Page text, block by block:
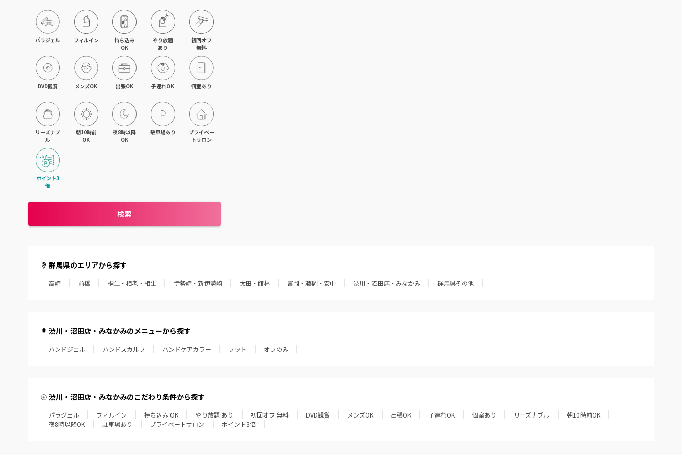
パラジェル フィルイン
持ち込み
OK
やり放題
あり
初回オフ
無料
DVD観賞 メンズOK 出張OK 子連れOK 個室あり
リーズナブ
ル
朝10時前
OK
夜8時以降
OK
駐車場あり
プライベー
トサロン
ポイント3
倍
検索
群馬県のエリアから探す
高崎 前橋 桐生・相老・相生 伊勢崎・新伊勢崎 太田・館林 富岡・藤岡・安中 渋川・沼田店・みなかみ 群馬県その他
渋川・沼田店・みなかみのメニューから探す
ハンドジェル ハンドスカルプ ハンドケアカラー フット オフのみ
渋川・沼田店・みなかみのこだわり条件から探す
パラジェル フィルイン 持ち込み OK やり放題 あり 初回オフ 無料 DVD観賞 メンズOK 出張OK 子連れOK 個室あり リーズナブル
朝10時前OK
夜8時以降OK
駐車場あり プライベートサロン ポイント3倍